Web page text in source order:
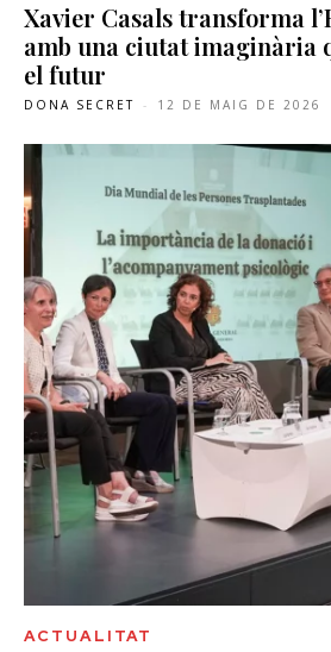
Xavier Casals transforma
amb una ciutat imaginària
el futur
DONA SECRET - 12 DE MAIG DE 2026
ACTUALITAT